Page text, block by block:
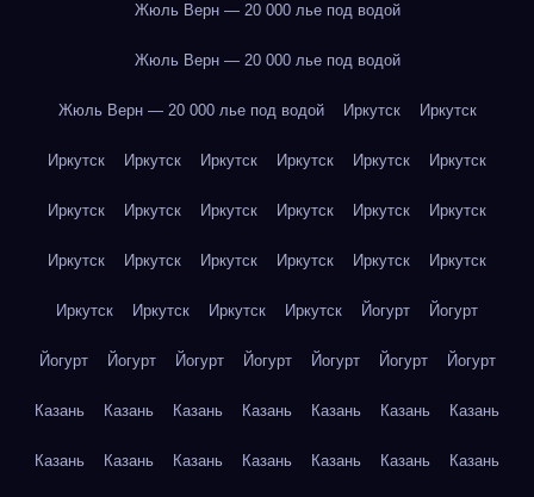
Жюль Верн — 20 000 лье под водой
Жюль Верн — 20 000 лье под водой
Жюль Верн — 20 000 лье под водой Иркутск Иркутск
Иркутск Иркутск Иркутск Иркутск Иркутск Иркутск
Иркутск Иркутск Иркутск Иркутск Иркутск Иркутск
Иркутск Иркутск Иркутск Иркутск Иркутск Иркутск
Иркутск Иркутск Иркутск Иркутск Йогурт Йогурт
Йогурт Йогурт Йогурт Йогурт Йогурт Йогурт Йогурт
Казань Казань Казань Казань Казань Казань Казань
Казань Казань Казань Казань Казань Казань Казань